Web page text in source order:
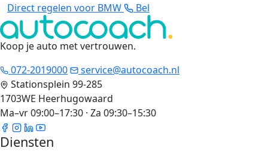
Direct regelen voor BMW
Bel
Koop je auto met vertrouwen.
072-2019000
service@autocoach.nl
Stationsplein 99-285
1703WE Heerhugowaard
Ma–vr 09:00–17:30 · Za 09:30–15:30
Diensten